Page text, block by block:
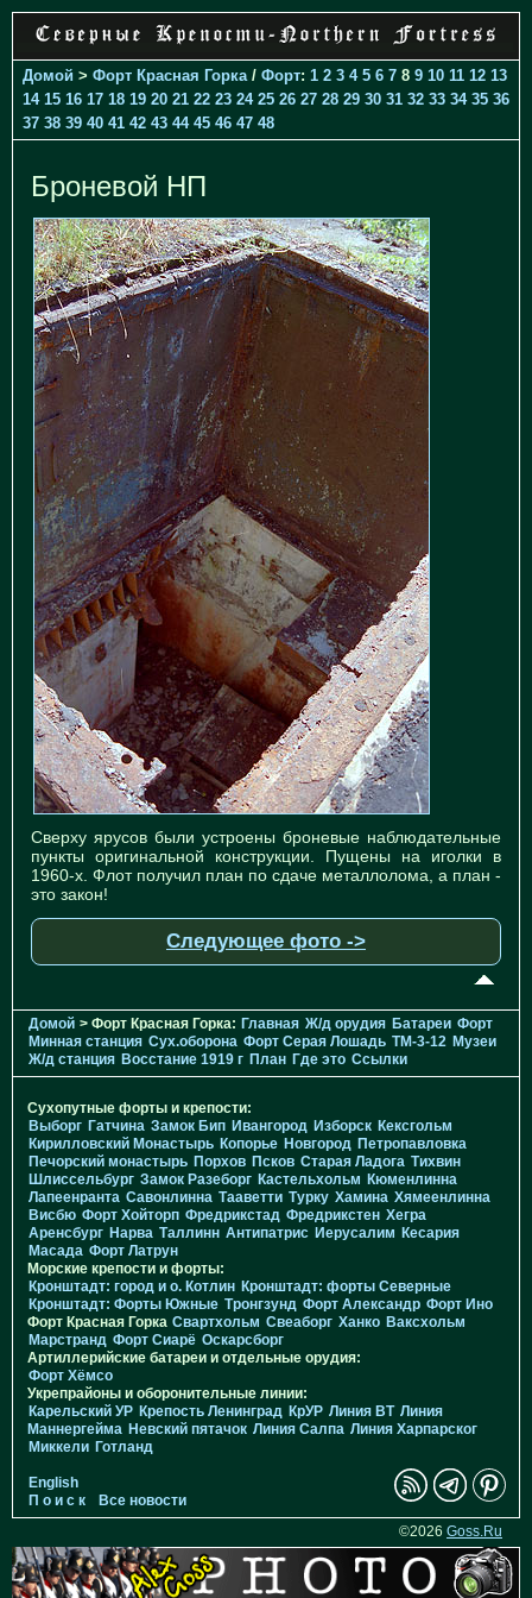
Домой > Форт Красная Горка / Форт: 1 2 3 4 5 6 7 8 9 10 11 12 13
14 15 16 17 18 19 20 21 22 23 24 25 26 27 28 29 30 31 32 33 34 35 36
37 38 39 40 41 42 43 44 45 46 47 48
Броневой НП
Сверху ярусов были устроены броневые наблюдательные
пункты оригинальной конструкции. Пущены на иголки в
1960-х. Флот получил план по сдаче металлолома, а план -
это закон!
Следующее фото ->
Домой > Форт Красная Горка: Главная Ж/д орудия Батареи Форт
Минная станция Cух.оборона Форт Серая Лошадь TM-3-12 Музеи
Ж/д станция Восстание 1919 г План Где это Ссылки
Сухопутные форты и крепости:
Выборг Гатчина Замок Бип Ивангород Изборск Кексгольм
Кирилловский Монастырь Копорье Новгород Петропавловка
Печорcкий монастырь Порхов Псков Старая Ладога Тихвин
Шлиссельбург Замок Разеборг Кастельхольм Кюменлинна
Лапеенранта Савонлинна Тааветти Турку Хамина Хямеенлинна
Висбю Форт Хойторп Фредрикстад Фредрикстен Хегра
Аренсбург Нарва Таллинн Антипатрис Иерусалим Кесария
Масада Форт Латрун
Морские крепости и форты:
Кронштадт: город и о. Котлин Кронштадт: форты Северные
Кронштадт: Форты Южные Тронгзунд Форт Александр Форт Ино
Форт Красная Горка Свартхольм Свеаборг Ханко Ваксхольм
Марстранд Форт Сиарё Оскарсборг
Артиллерийские батареи и отдельные орудия:
Форт Хёмсо
Укрепрайоны и оборонительные линии:
Карельский УР Крепость Ленинград КрУР Линия ВТ Линия
Маннергейма Невский пятачок Линия Салпа Линия Харпарског
Миккели Готланд
English
П о и с к
Все новости
©2026 Goss.Ru